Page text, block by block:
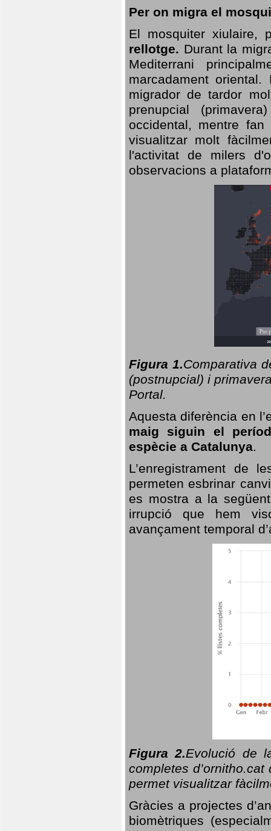
Per on migra el
El mosquiter xiulaire,
rellotge. Durant la
Mediterrani
marcadament
migrador de tardor
prenupcial
occidental, mentre
visualitzar molt
l'activitat de milers
observacions a
Figura 1.Comparativa
(postnupcial) i
Portal.
Aquesta diferència en
maig siguin el
espècie a Catalunya.
L’enregistrament de
permeten esbrinar
es mostra a la
irrupció que hem
avançament temporal
Figura 2.Evolució de
completes
permet visualitzar
Gràcies a projectes
biomètriques